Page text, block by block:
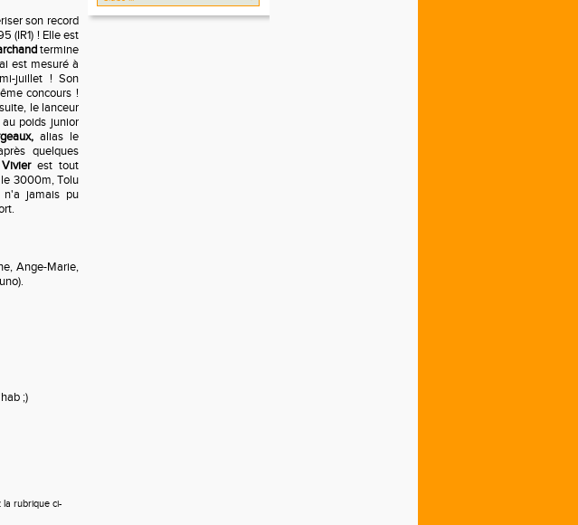
son record
(IR1) ! Elle est
termine
est mesuré à
juillet ! Son
concours !
le lanceur
poids junior
alias le
quelques
est tout
le 3000m, Tolu
jamais pu
Ange-Marie,
;)
la rubrique ci-